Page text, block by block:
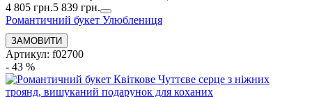
4 805 грн.5 839 грн.
Романтичний букет Улюблениця
Артикул: f02700
- 43 %